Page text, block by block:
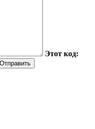
Этот код: